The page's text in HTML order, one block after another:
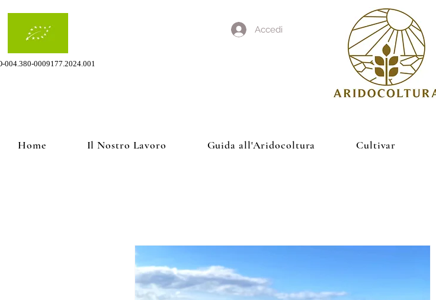
Accedi
004.380-0009177.2024.001
Home Il Nostro Lavoro Guida all'Aridocoltura Cultivar